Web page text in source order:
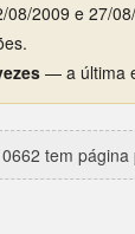
08/2009 e 27/
— a última
tem página